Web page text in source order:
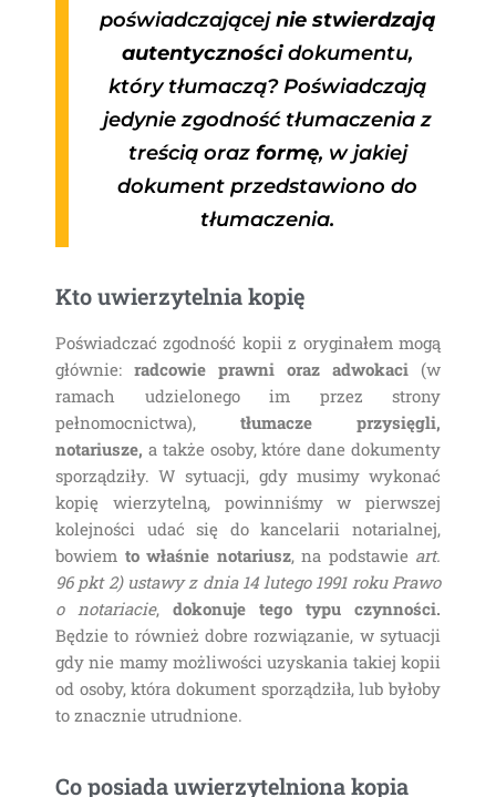
poświadczającejnie stwierdzają
autentycznościdokumentu,
który tłumaczą? Poświadczają
jedynie zgodność tłumaczenia z
treścią oraz formę, w jakiej
dokument przedstawiono do
tłumaczenia.
Kto uwierzytelnia kopię
Poświadczać zgodność kopii z oryginałem mogą
głównie: radcowie prawni oraz adwokaci (w
ramach udzielonego im przez strony
pełnomocnictwa), tłumacze przysięgli,
notariusze, a także osoby, które dane dokumenty
sporządziły. W sytuacji, gdy musimy wykonać
kopię wierzytelną, powinniśmy w pierwszej
kolejności udać się do kancelarii notarialnej,
bowiem to właśnie notariusz, na podstawie art.
96 pkt 2) ustawy z dnia 14 lutego 1991 roku Prawo
o notariacie, dokonuje tego typu czynności.
Będzie to również dobre rozwiązanie, w sytuacji
gdy nie mamy możliwości uzyskania takiej kopii
od osoby, która dokument sporządziła, lub byłoby
to znacznie utrudnione.
Co posiada uwierzytelniona kopia